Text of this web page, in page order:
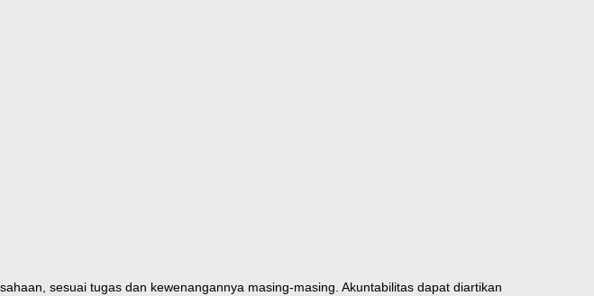
sesuai tugas dan kewenangannya masing-masing. Akuntabilitas dapat diartikan